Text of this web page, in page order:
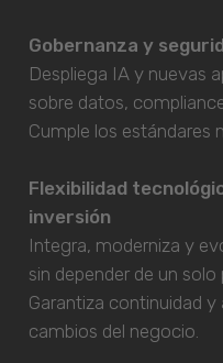
Gobernanza y
Despliega IA y nuevas
sobre datos,
Cumple los estándares
Flexibilidad
inversión
Integra, moderniza y
sin depender de un
Garantiza continuidad
cambios del negocio.